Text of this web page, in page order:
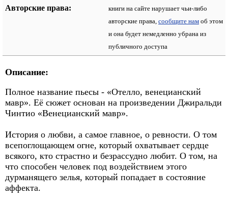
Авторские права:
книги на сайте нарушает чьи-либо
авторские права, сообщите нам об этом
и она будет немедленно убрана из
публичного доступа
Описание:
Полное название пьесы - «Отелло, венецианский
мавр». Её сюжет основан на произведении Джиральди
Чинтио «Венецианский мавр».
История о любви, а самое главное, о ревности. О том
всепоглощающем огне, который охватывает сердце
всякого, кто страстно и безрассудно любит. О том, на
что способен человек под воздействием этого
дурманящего зелья, который попадает в состояние
аффекта.